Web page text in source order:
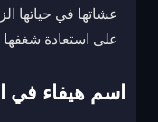
عشاتها في حياتها
على استعادة شغفها
اسم هيفاء في